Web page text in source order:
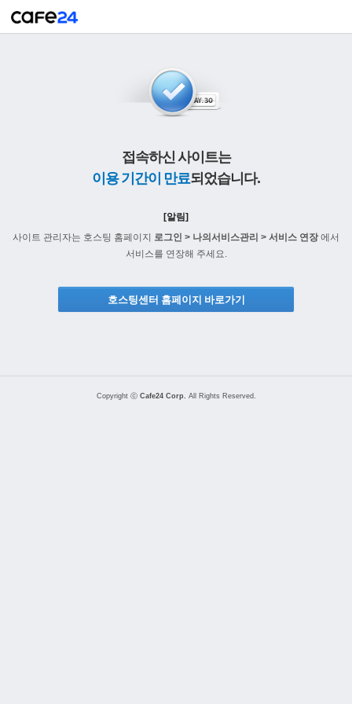
접속하신 사이트는
이용 기간이 만료되었습니다.
[알림]
사이트 관리자는 호스팅 홈페이지 로그인 > 나의서비스관리 > 서비스 연장에서
서비스를 연장해 주세요.
호스팅센터 홈페이지 바로가기
Copyright ⓒ Cafe24 Corp. All Rights Reserved.